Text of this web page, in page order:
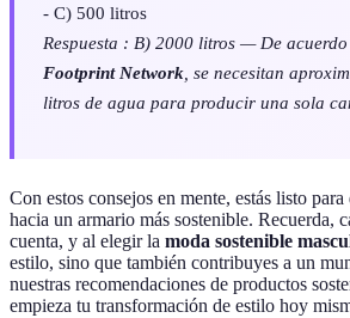
- C) 500 litros
Respuesta : B) 2000 litros — De
Footprint Network , se necesitan
litros de agua para producir una sola
Con estos consejos en mente, estás listo
hacia un armario más sostenible. Recuerda,
cuenta, y al elegir la moda sostenible
estilo, sino que también contribuyes a un
nuestras recomendaciones de productos
empieza tu transformación de estilo hoy